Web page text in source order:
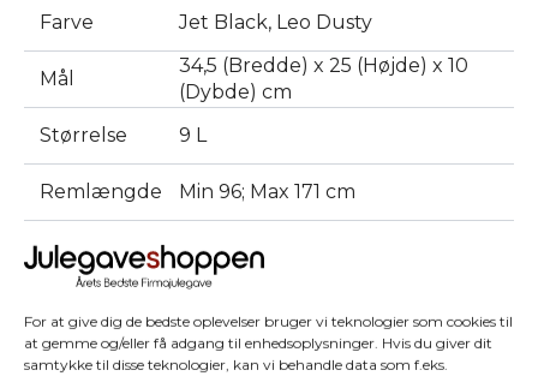
For at give dig de bedste oplevelser bruger vi teknologier som cookies til
at gemme og/eller få adgang til enhedsoplysninger. Hvis du giver dit
samtykke til disse teknologier, kan vi behandle data som f.eks.
Farve Jet Black, Leo Dusty
Mål
34,5 (Bredde) x 25 (Højde) x 10
(Dybde) cm
Størrelse
9 L
Remlængde Min 96; Max 171 cm